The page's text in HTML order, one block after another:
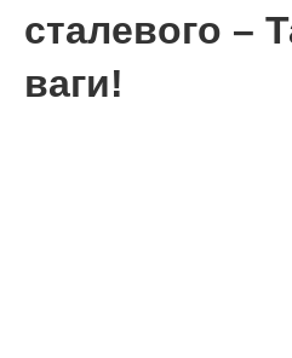
сталевого –
ваги!